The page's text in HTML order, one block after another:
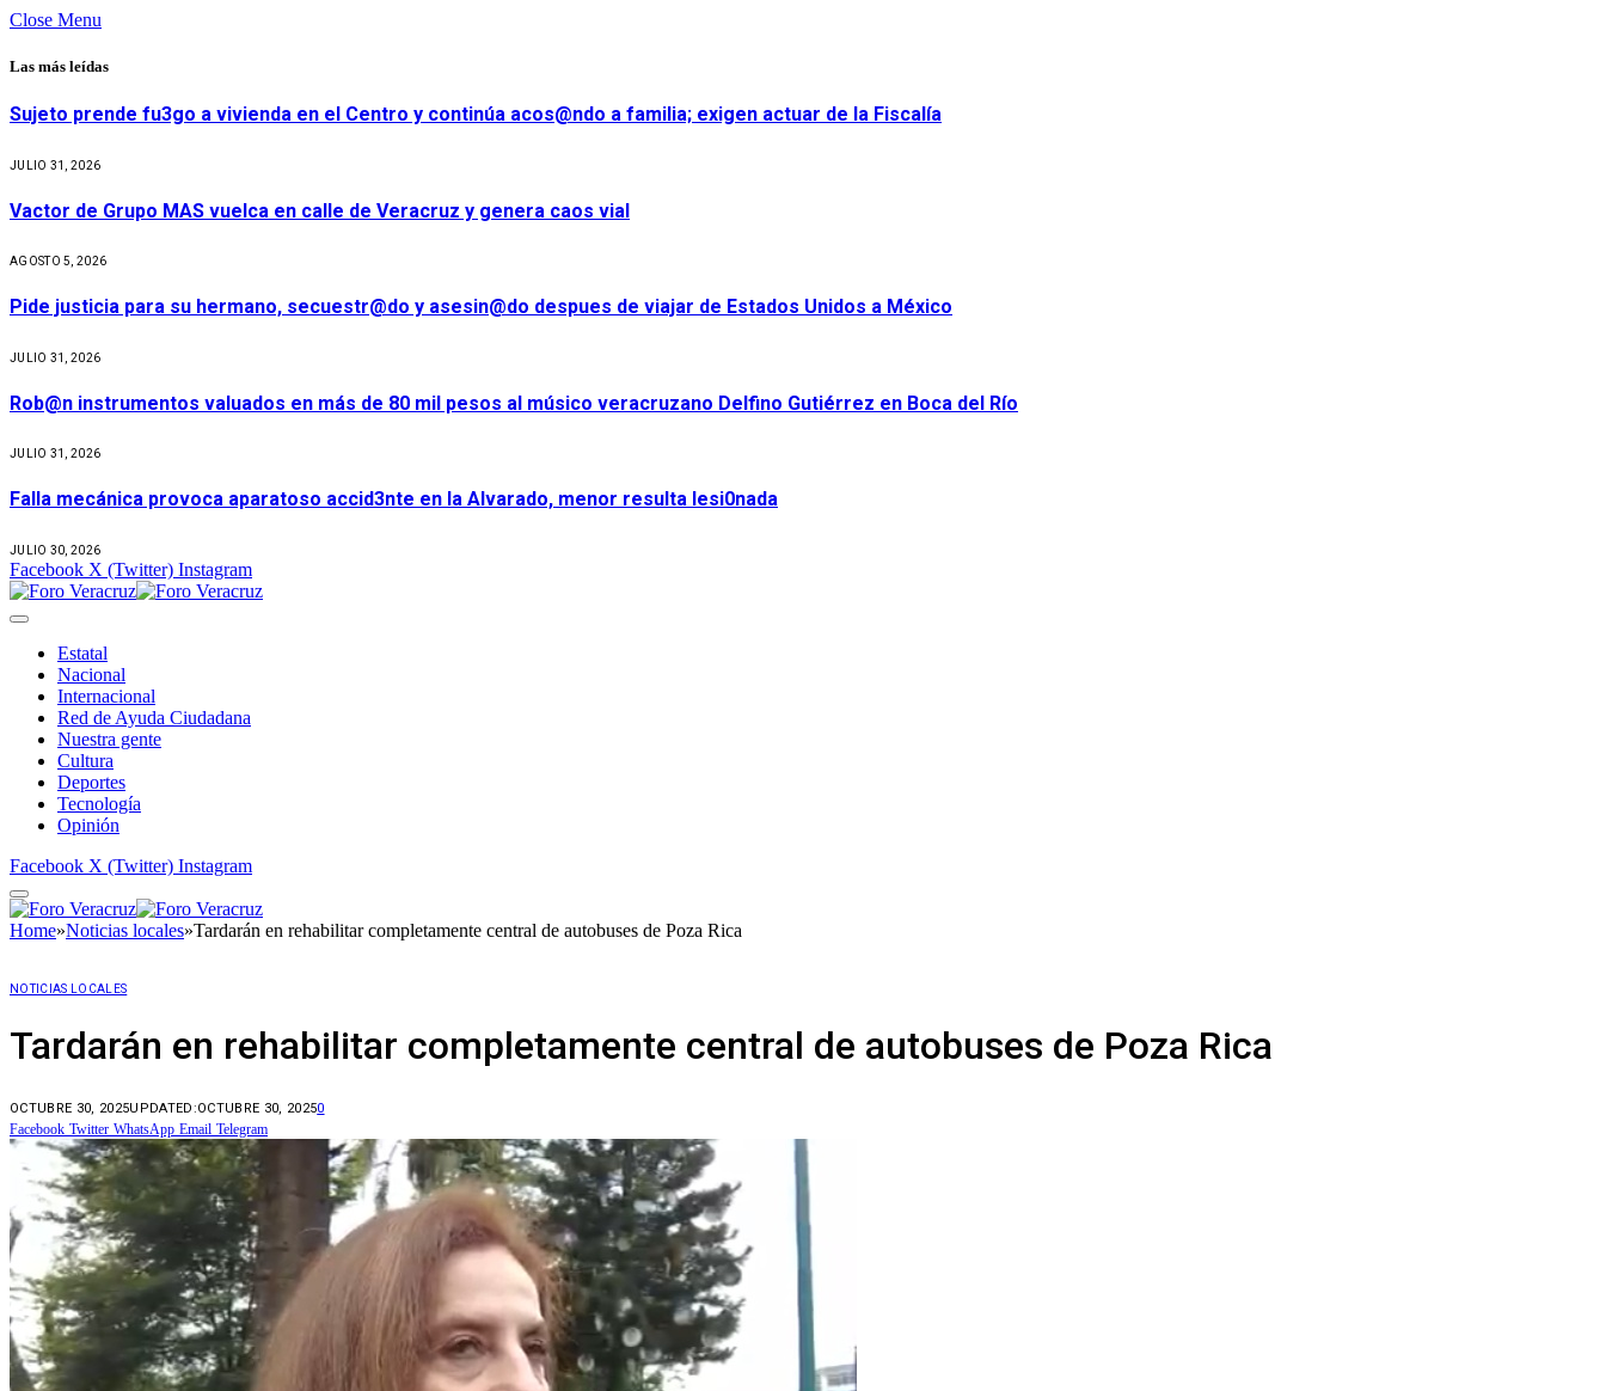
Close Menu
Las más leídas
Sujeto prende fu3go a vivienda en el Centro y continúa acos@ndo a familia; exigen actuar de la Fiscalía
JULIO 31, 2026
Vactor de Grupo MAS vuelca en calle de Veracruz y genera caos vial
AGOSTO 5, 2026
Pide justicia para su hermano, secuestr@do y asesin@do despues de viajar de Estados Unidos a México
JULIO 31, 2026
Rob@n instrumentos valuados en más de 80 mil pesos al músico veracruzano Delfino Gutiérrez en Boca del Río
JULIO 31, 2026
Falla mecánica provoca aparatoso accid3nte en la Alvarado, menor resulta lesi0nada
JULIO 30, 2026
Facebook X (Twitter) Instagram
Estatal
Nacional
Internacional
Red de Ayuda Ciudadana
Nuestra gente
Cultura
Deportes
Tecnología
Opinión
Facebook X (Twitter) Instagram
Home»Noticias locales»Tardarán en rehabilitar completamente central de autobuses de Poza Rica
NOTICIAS LOCALES
Tardarán en rehabilitar completamente central de autobuses de Poza Rica
OCTUBRE 30, 2025UPDATED:OCTUBRE 30, 20250
Facebook Twitter WhatsApp Email Telegram